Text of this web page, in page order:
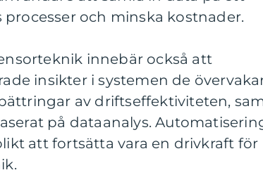
och minska kostnader.
innebär också att
insikter i systemen de
av driftseffektiviteten,
på dataanalys.
att fortsätta vara en drivkraft för